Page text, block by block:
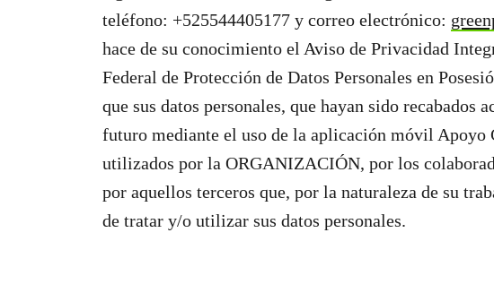
teléfono: +525544405177 y correo electrónico:
hace de su conocimiento el Aviso de Privacidad
Federal de Protección de Datos Personales en
que sus datos personales, que hayan sido recabados
futuro mediante el uso de la aplicación móvil Apoyo
utilizados por la ORGANIZACIÓN, por los
por aquellos terceros que, por la naturaleza de su
de tratar y/o utilizar sus datos personales.